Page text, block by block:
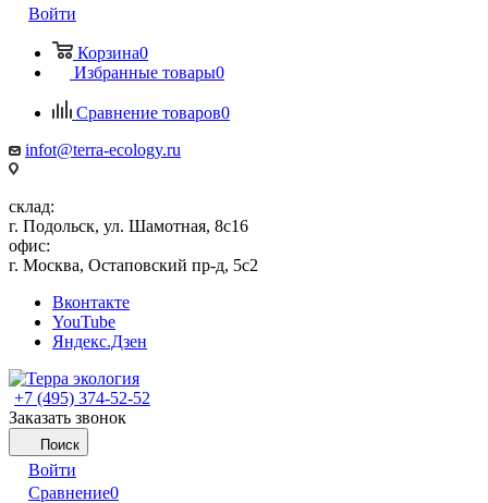
Войти
Корзина0
Избранные товары0
Сравнение товаров0
infot@terra-ecology.ru
склад:
г. Подольск, ул. Шамотная, 8с16
офис:
г. Москва, Остаповский пр-д, 5с2
Вконтакте
YouTube
Яндекс.Дзен
+7 (495) 374-52-52
Заказать звонок
Поиск
Войти
Сравнение0